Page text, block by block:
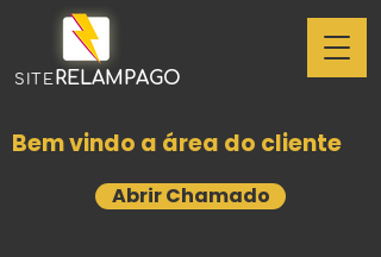
SITERELAMPAGO
Bem vindo a área do cliente
Abrir Chamado